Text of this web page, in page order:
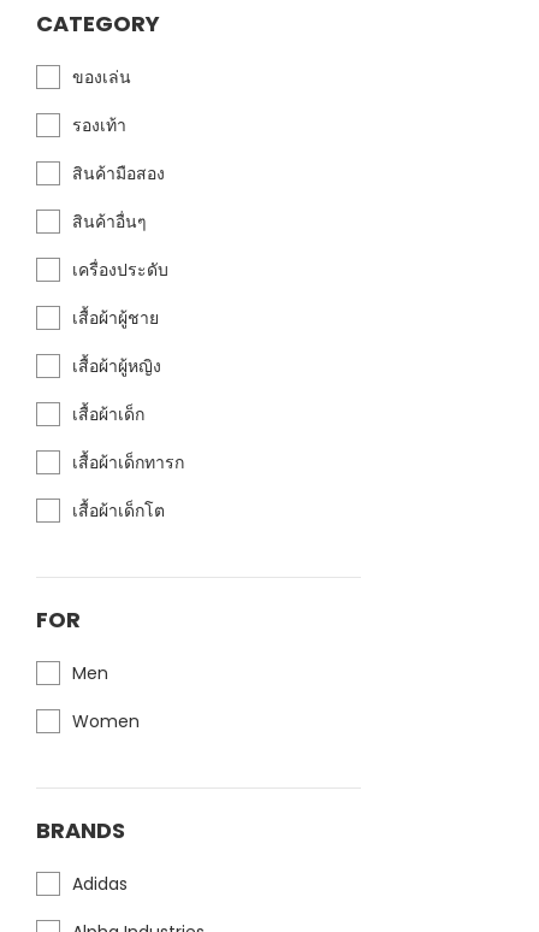
CATEGORY
ของเล่น
รองเท้า
สินค้ามือสอง
สินค้าอื่นๆ
เครื่องประดับ
เสื้อผ้าผู้ชาย
เสื้อผ้าผู้หญิง
เสื้อผ้าเด็ก
เสื้อผ้าเด็กทารก
เสื้อผ้าเด็กโต
FOR
Men
Women
BRANDS
Adidas